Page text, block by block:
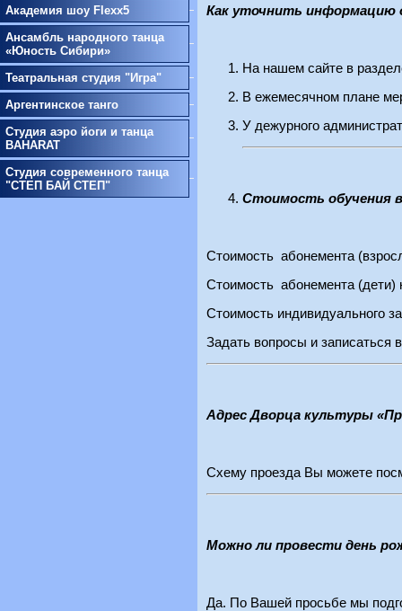
Академия шоу Flexx5
Ансамбль народного танца
«Юность Сибири»
Театральная студия "Игра"
Аргентинское танго
Студия аэро йоги и танца
BAHARAT
Студия современного танца
"СТЕП БАЙ СТЕП"
Как уточнить информацию
На нашем сайте в
В ежемесячном плане
У дежурного
Стоимость обучения
Стоимость абонемента
Стоимость абонемента (дети)
Стоимость индивидуального
Задать вопросы и записаться
Адрес Дворца культуры
Схему проезда Вы можете
Можно ли провести день
Да. По Вашей просьбе мы